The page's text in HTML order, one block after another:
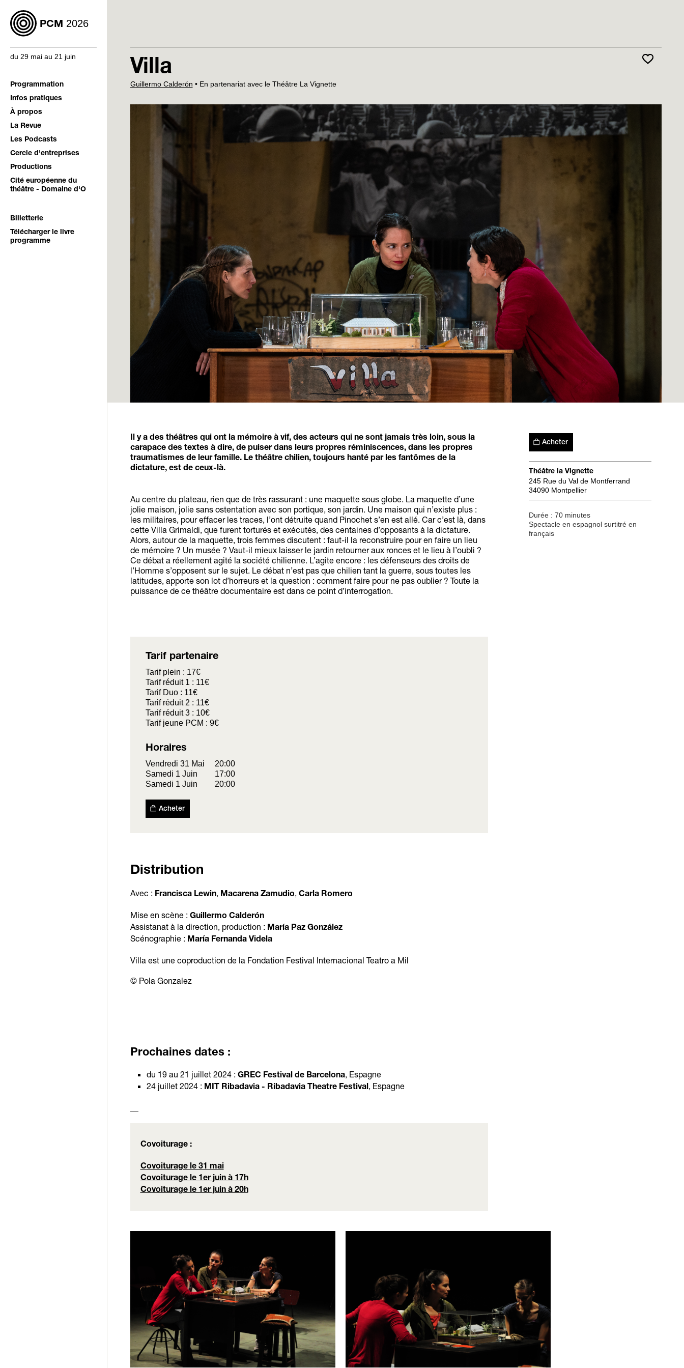
PCM 2026
du 29 mai au 21 juin
Programmation
Infos pratiques
À propos
La Revue
Les Podcasts
Cercle d'entreprises
Productions
Cité européenne du
théâtre - Domaine d'O
Billetterie
Télécharger le livre
programme
Villa Favoris
Guillermo Calderón • En partenariat avec le Théâtre La Vignette
Il y a des théâtres qui ont la mémoire à vif, des acteurs qui ne sont jamais très loin, sous la
carapace des textes à dire, de puiser dans leurs propres réminiscences, dans les propres
traumatismes de leur famille. Le théâtre chilien, toujours hanté par les fantômes de la
dictature, est de ceux-là.
Au centre du plateau, rien que de très rassurant : une maquette sous globe. La maquette d’une
jolie maison, jolie sans ostentation avec son portique, son jardin. Une maison qui n’existe plus :
les militaires, pour effacer les traces, l’ont détruite quand Pinochet s’en est allé. Car c’est là, dans
cette Villa Grimaldi, que furent torturés et exécutés, des centaines d’opposants à la dictature.
Alors, autour de la maquette, trois femmes discutent : faut-il la reconstruire pour en faire un lieu
de mémoire ? Un musée ? Vaut-il mieux laisser le jardin retourner aux ronces et le lieu à l’oubli ?
Ce débat a réellement agité la société chilienne. L’agite encore : les défenseurs des droits de
l’Homme s’opposent sur le sujet. Le débat n’est pas que chilien tant la guerre, sous toutes les
latitudes, apporte son lot d’horreurs et la question : comment faire pour ne pas oublier ? Toute la
puissance de ce théâtre documentaire est dans ce point d’interrogation.
Tarif partenaire
Tarif plein : 17€
Tarif réduit 1 : 11€
Tarif Duo : 11€
Tarif réduit 2 : 11€
Tarif réduit 3 : 10€
Tarif jeune PCM : 9€
Horaires
Vendredi 31 Mai
20:00
Samedi 1 Juin
17:00
Samedi 1 Juin
20:00
Acheter
Distribution
Avec : Francisca Lewin, Macarena Zamudio, Carla Romero
Mise en scène : Guillermo Calderón
Assistanat à la direction, production : María Paz González
Scénographie : María Fernanda Videla
Villa est une coproduction de la Fondation Festival Internacional Teatro a Mil
© Pola Gonzalez
Prochaines dates :
du 19 au 21 juillet 2024 : GREC Festival de Barcelona, Espagne
24 juillet 2024 : MIT Ribadavia - Ribadavia Theatre Festival, Espagne
Covoiturage :
Covoiturage le 31 mai
Covoiturage le 1er juin à 17h
Covoiturage le 1er juin à 20h
Acheter
Théâtre la Vignette
245 Rue du Val de Montferrand
34090 Montpellier
Durée : 70 minutes
Spectacle en espagnol surtitré en
français